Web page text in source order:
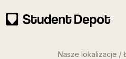
Nasze lokalizacje /